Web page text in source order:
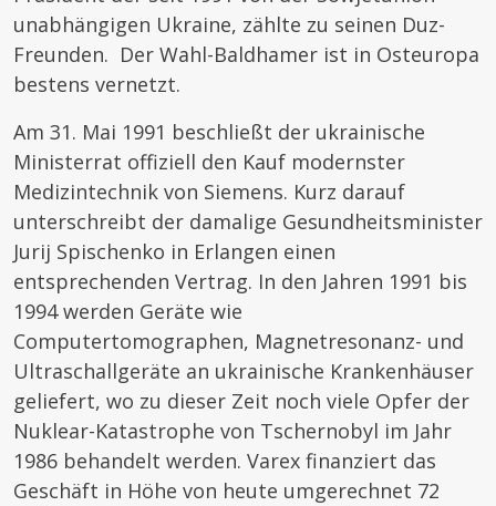
unabhängigen Ukraine, zählte zu seinen Duz-
Freunden. Der Wahl-Baldhamer ist in Osteuropa
bestens vernetzt.
Am 31. Mai 1991 beschließt der ukrainische
Ministerrat offiziell den Kauf modernster
Medizintechnik von Siemens. Kurz darauf
unterschreibt der damalige Gesundheitsminister
Jurij Spischenko in Erlangen einen
entsprechenden Vertrag. In den Jahren 1991 bis
1994 werden Geräte wie
Computertomographen, Magnetresonanz- und
Ultraschallgeräte an ukrainische Krankenhäuser
geliefert, wo zu dieser Zeit noch viele Opfer der
Nuklear-Katastrophe von Tschernobyl im Jahr
1986 behandelt werden. Varex finanziert das
Geschäft in Höhe von heute umgerechnet 72